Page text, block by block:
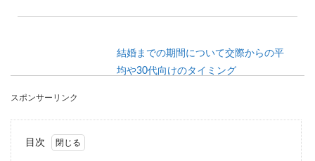
結婚までの期間について交際からの平
均や30代向けのタイミング
スポンサーリンク
目次